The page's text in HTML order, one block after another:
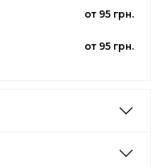
от 95 грн.
от 95 грн.